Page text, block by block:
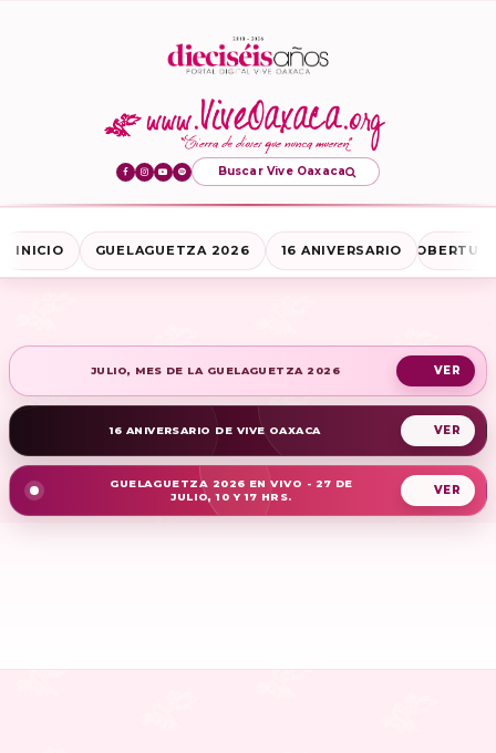
Buscar Vive Oaxaca
INICIO GUELAGUETZA 2026 16 ANIVERSARIO
JULIO, MES DE LA GUELAGUETZA 2026
16 ANIVERSARIO DE VIVE OAXACA
GUELAGUETZA 2026 EN VIVO - 27 DE
JULIO, 10 Y 17 HRS.